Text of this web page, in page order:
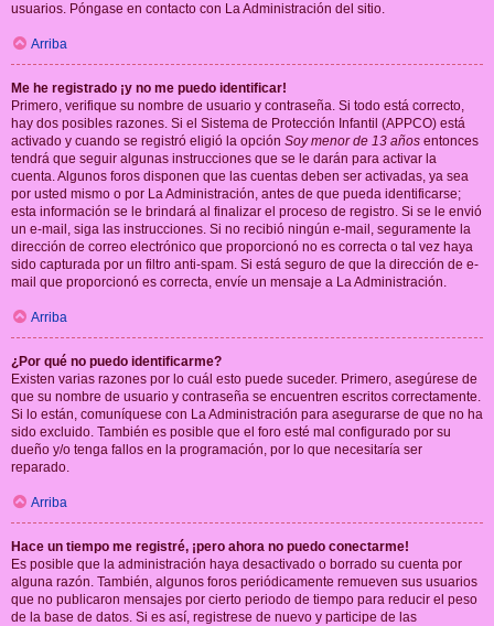
usuarios. Póngase en contacto con La Administración del sitio.
Arriba
Me he registrado ¡y no me puedo identificar!
Primero, verifique su nombre de usuario y contraseña. Si todo está correcto,
hay dos posibles razones. Si el Sistema de Protección Infantil (APPCO) está
activado y cuando se registró eligió la opción Soy menor de 13 años entonces
tendrá que seguir algunas instrucciones que se le darán para activar la
cuenta. Algunos foros disponen que las cuentas deben ser activadas, ya sea
por usted mismo o por La Administración, antes de que pueda identificarse;
esta información se le brindará al finalizar el proceso de registro. Si se le envió
un e-mail, siga las instrucciones. Si no recibió ningún e-mail, seguramente la
dirección de correo electrónico que proporcionó no es correcta o tal vez haya
sido capturada por un filtro anti-spam. Si está seguro de que la dirección de e-
mail que proporcionó es correcta, envíe un mensaje a La Administración.
Arriba
¿Por qué no puedo identificarme?
Existen varias razones por lo cuál esto puede suceder. Primero, asegúrese de
que su nombre de usuario y contraseña se encuentren escritos correctamente.
Si lo están, comuníquese con La Administración para asegurarse de que no ha
sido excluido. También es posible que el foro esté mal configurado por su
dueño y/o tenga fallos en la programación, por lo que necesitaría ser
reparado.
Arriba
Hace un tiempo me registré, ¡pero ahora no puedo conectarme!
Es posible que la administración haya desactivado o borrado su cuenta por
alguna razón. También, algunos foros periódicamente remueven sus usuarios
que no publicaron mensajes por cierto periodo de tiempo para reducir el peso
de la base de datos. Si es así, registrese de nuevo y participe de las